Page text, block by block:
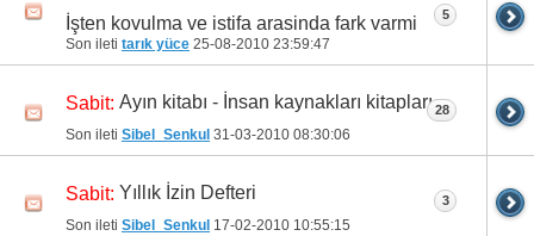
İşten kovulma ve istifa arasinda fark varmi
Son ileti tarık yüce 25-08-2010 23:59:47
5
Sabit: Ayın kitabı - İnsan kaynakları kitapları
Son ileti Sibel_Senkul 31-03-2010 08:30:06
28
Sabit: Yıllık İzin Defteri
Son ileti Sibel_Senkul 17-02-2010 10:55:15
3